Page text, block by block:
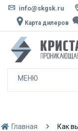
info@skgsk.ru
Карта дилеров
МЕНЮ
Главная Как